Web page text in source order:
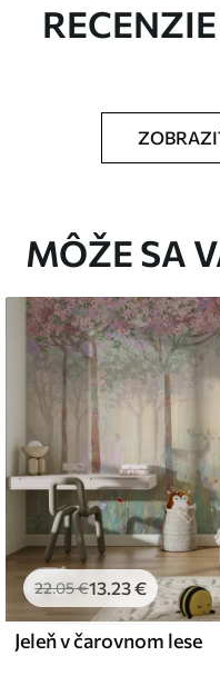
mäkkou špongiou.
čistiť vodou.
34.00€/m²
and Stick
MÔŽE SA
22.05€13 .23€
Jeleň v čarovnom lese